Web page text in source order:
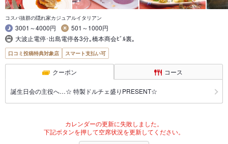
コスパ抜群の隠れ家カジュアルイタリアン
3001～4000円
501～1000円
大波止電停･出島電停各3分｡橋本商会ﾋﾞﾙ裏｡
口コミ投稿特典対象店 スマート支払い可
クーポン コース
誕生日会の主役へ…☆ 特製ドルチェ盛りPRESENT☆
カレンダーの更新に失敗しました。
下記ボタンを押して空席状況を更新してください。